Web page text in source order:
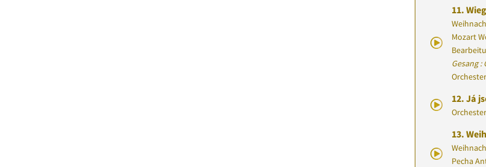
11.
Mozart
Gesang
12. Já
13.
Pecha